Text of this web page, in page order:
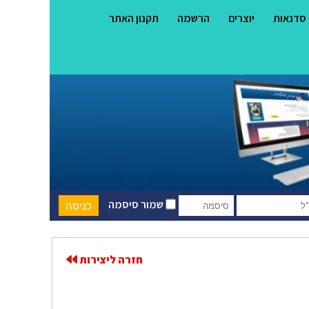
סדנאות יוצרים הרשמה תקנון האתר
שמור סיסמה
חזרה ליצירות